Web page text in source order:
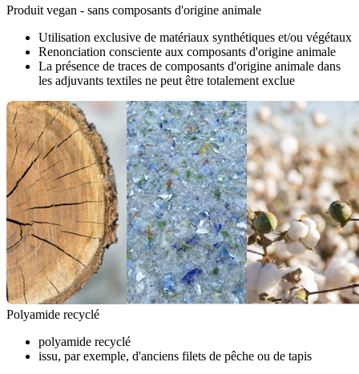
Produit vegan - sans composants d'origine animale
Utilisation exclusive de matériaux synthétiques et/ou végétaux
Renonciation consciente aux composants d'origine animale
La présence de traces de composants d'origine animale dans
les adjuvants textiles ne peut être totalement exclue
Polyamide recyclé
polyamide recyclé
issu, par exemple, d'anciens filets de pêche ou de tapis